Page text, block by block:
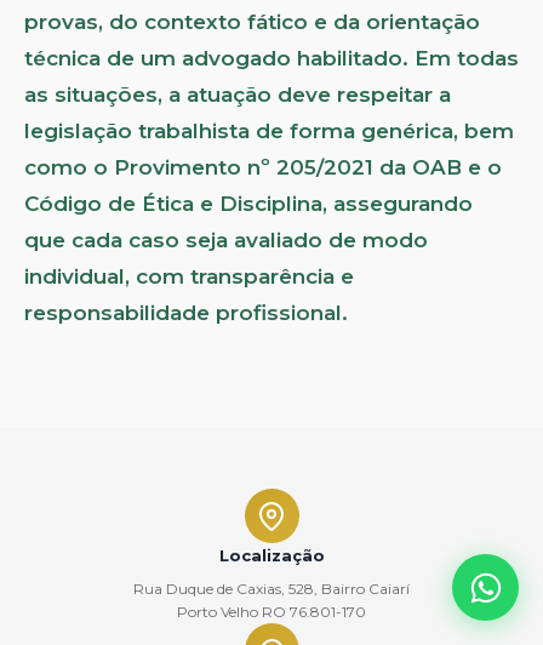
provas, do contexto fático e da orientação
técnica de um advogado habilitado. Em todas
as situações, a atuação deve respeitar a
legislação trabalhista de forma genérica, bem
como o Provimento nº 205/2021 da OAB e o
Código de Ética e Disciplina, assegurando
que cada caso seja avaliado de modo
individual, com transparência e
responsabilidade profissional.
Localização
Rua Duque de Caxias, 528, Bairro Caiarí
Porto Velho RO 76.801-170